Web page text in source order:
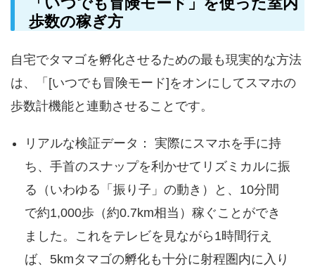
歩数の稼ぎ方
自宅でタマゴを孵化させるための最も現実的な方法
は、「[いつでも冒険モード]をオンにしてスマホの
歩数計機能と連動させることです。
リアルな検証データ： 実際にスマホを手に持
ち、手首のスナップを利かせてリズミカルに振
る（いわゆる「振り子」の動き）と、10分間
で約1,000歩（約0.7km相当）稼ぐことができ
ました。これをテレビを見ながら1時間行え
ば、5kmタマゴの孵化も十分に射程圏内に入り